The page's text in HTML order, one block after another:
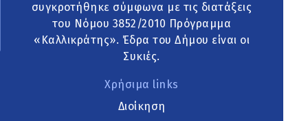
συγκροτήθηκε σύμφωνα με τις διατάξεις
του Νόμου 3852/2010 Πρόγραμμα
«Καλλικράτης». Έδρα του Δήμου είναι οι
Συκιές.
Χρήσιμα links
Διοίκηση